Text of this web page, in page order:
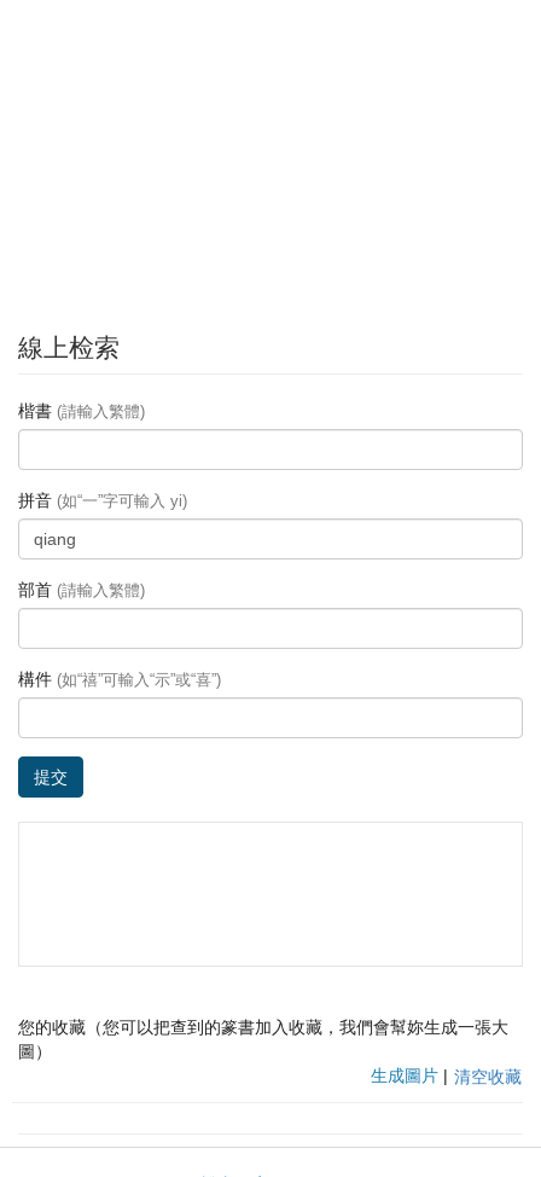
線上检索
楷書 (請輸入繁體)
拼音 (如“一”字可輸入 yi)
部首 (請輸入繁體)
構件 (如“禧”可輸入“示”或“喜”)
提交
您的收藏（您可以把查到的篆書加入收藏，我們會幫妳生成一張大
圖）
生成圖片 | 清空收藏